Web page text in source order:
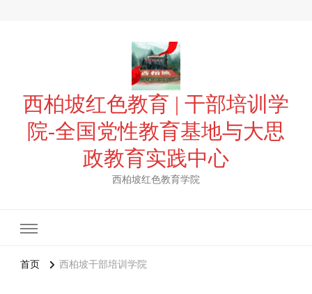
西柏坡红色教育 | 干部培训学
院-全国党性教育基地与大思
政教育实践中心
西柏坡红色教育学院
首页 西柏坡干部培训学院